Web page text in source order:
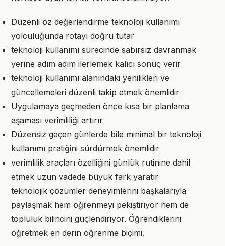
Düzenli öz değerlendirme teknoloji kullanımı
yolculuğunda rotayı doğru tutar
teknoloji kullanımı sürecinde sabırsız davranmak
yerine adım adım ilerlemek kalıcı sonuç verir
teknoloji kullanımı alanındaki yenilikleri ve
güncellemeleri düzenli takip etmek önemlidir
Uygulamaya geçmeden önce kısa bir planlama
aşaması verimliliği artırır
Düzensiz geçen günlerde bile minimal bir teknoloji
kullanımı pratiğini sürdürmek önemlidir
verimlilik araçları özelliğini günlük rutinine dahil
etmek uzun vadede büyük fark yaratır
teknolojik çözümler deneyimlerini başkalarıyla
paylaşmak hem öğrenmeyi pekiştiriyor hem de
topluluk bilincini güçlendiriyor. Öğrendiklerini
öğretmek en derin öğrenme biçimi.